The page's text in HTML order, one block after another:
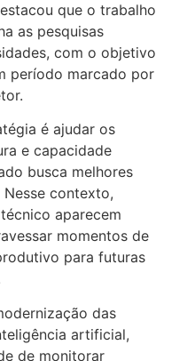
que o trabalho
as pesquisas
com o objetivo
período marcado por
é ajudar os
e capacidade
busca melhores
contexto,
aparecem
momentos de
para futuras
das
artificial,
de monitorar